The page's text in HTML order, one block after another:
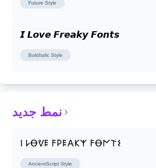
Future Style
𝙄 𝙇𝙤𝙫𝙚 𝙁𝙧𝙚𝙖𝙠𝙮 𝙁𝙤𝙣𝙩𝙨
BoldItalic Style
نمط جديد
𐌉 𐌋Ꝋᕓ𐌄 𐌅𐌓𐌄𐌀𐌊𐌙 𐌅Ꝋ𐌍𐌕𐌔
AncientScript Style